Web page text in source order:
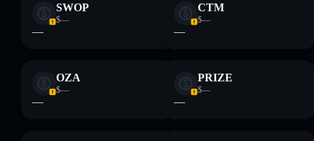
SWOP
$—
—
CTM
$—
—
OZA
$—
—
PRIZE
$—
—